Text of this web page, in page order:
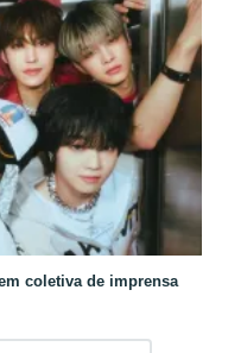
coletiva de imprensa